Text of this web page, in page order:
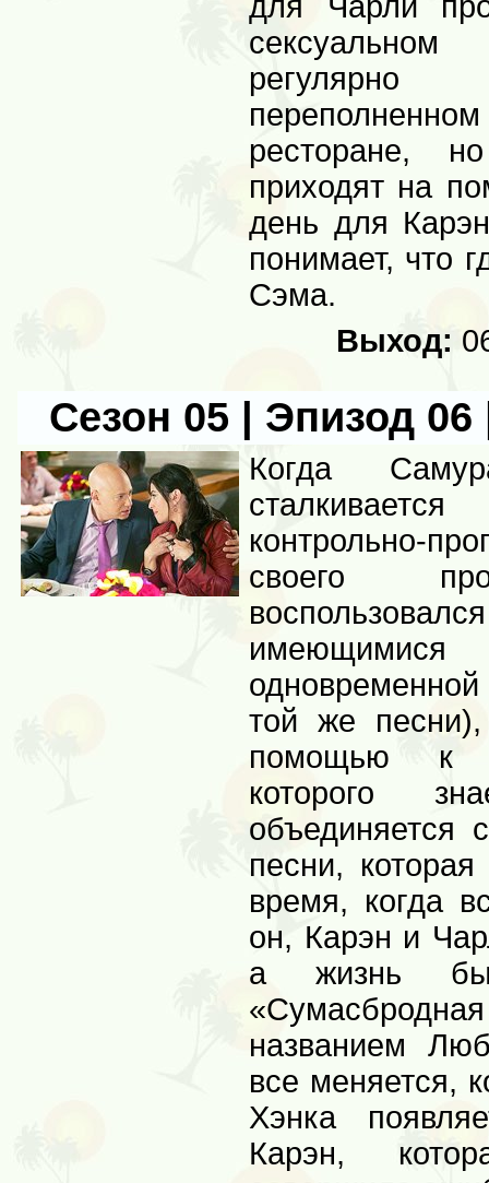
ресторане,
приходят на
день для
понимает, что
Сэма.
Выход:
Сезон 05 | Эпизод
Когда
контрольно-
своего
той же
помощью к
которого
объединяется
песни,
время, когда
он, Карэн и
а жизнь
названием
все меняется,
Хэнка
Карэн,